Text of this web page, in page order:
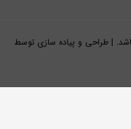
| طراحی و پیاده سازی توسط